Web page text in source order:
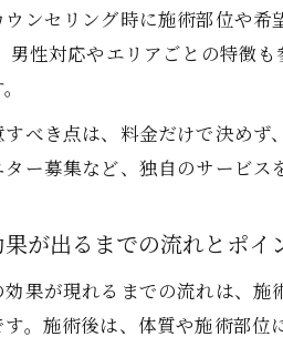
ンセリング時に施術部位や
男性対応やエリアごとの特徴
べき点は、料金だけで決め
ー募集など、独自のサービス
が出るまでの流れとポイ
果が現れるまでの流れは、
。施術後は、体質や施術部位